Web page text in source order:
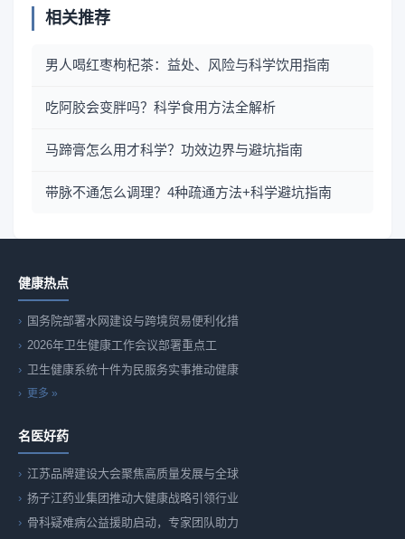
相关推荐
男人喝红枣枸杞茶：益处、风险与科学饮用指南
吃阿胶会变胖吗？科学食用方法全解析
马蹄膏怎么用才科学？功效边界与避坑指南
带脉不通怎么调理？4种疏通方法+科学避坑指南
健康热点
国务院部署水网建设与跨境贸易便利化措
2026年卫生健康工作会议部署重点工
卫生健康系统十件为民服务实事推动健康
更多 »
名医好药
江苏品牌建设大会聚焦高质量发展与全球
扬子江药业集团推动大健康战略引领行业
骨科疑难病公益援助启动，专家团队助力